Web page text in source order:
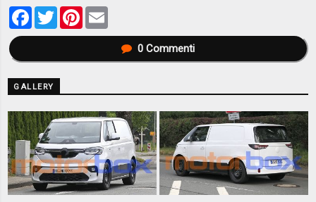
Facebook
TwitterPinterest
0Commenti
GALLERY